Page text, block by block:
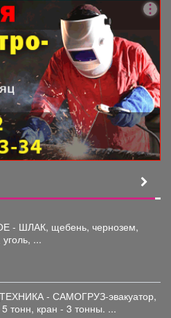
- ШЛАК, щебень, чернозем,
уголь, ...
- САМОГРУЗ-эвакуатор,
тонн, кран - 3 тонны. ...